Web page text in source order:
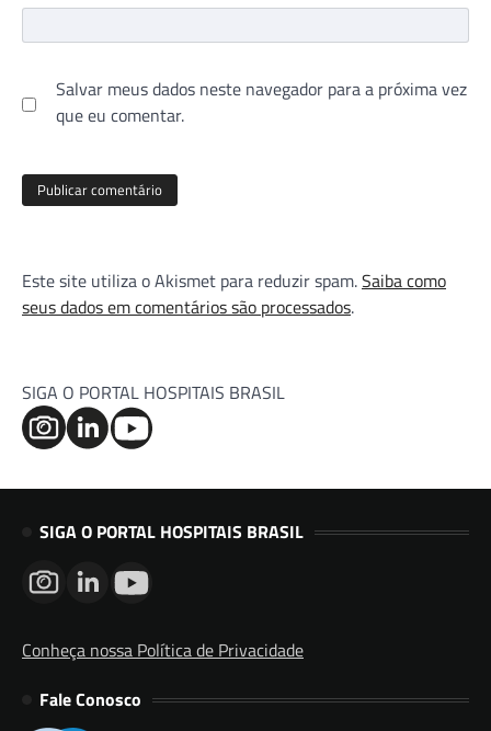
Salvar meus dados neste navegador para a próxima vez
que eu comentar.
Este site utiliza o Akismet para reduzir spam.Saiba como
seus dados em comentários são processados.
SIGA O PORTAL HOSPITAIS BRASIL
SIGA O PORTAL HOSPITAIS BRASIL
Conheça nossa Política de Privacidade
Fale Conosco